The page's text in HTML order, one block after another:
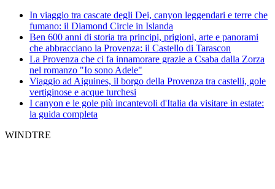
In viaggio tra cascate degli Dei, canyon leggendari e terre che
fumano: il Diamond Circle in Islanda
Ben 600 anni di storia tra principi, prigioni, arte e panorami
che abbracciano la Provenza: il Castello di Tarascon
La Provenza che ci fa innamorare grazie a Csaba dalla Zorza
nel romanzo "Io sono Adele"
Viaggio ad Aiguines, il borgo della Provenza tra castelli, gole
vertiginose e acque turchesi
I canyon e le gole più incantevoli d'Italia da visitare in estate:
la guida completa
WINDTRE